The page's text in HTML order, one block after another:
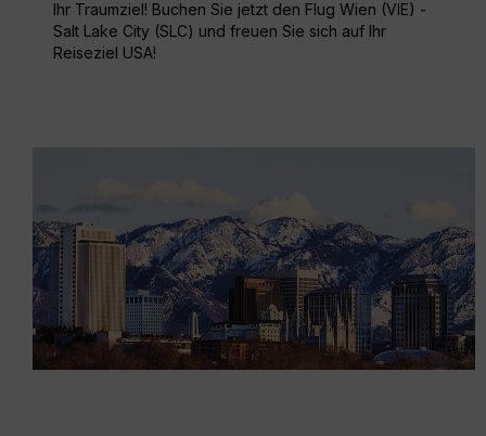
Ihr Traumziel! Buchen Sie jetzt den Flug Wien (VIE) -
Salt Lake City (SLC) und freuen Sie sich auf Ihr
Reiseziel USA!